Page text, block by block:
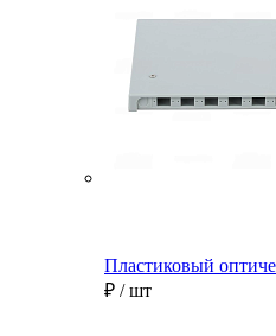
Пластиковый
₽ / шт